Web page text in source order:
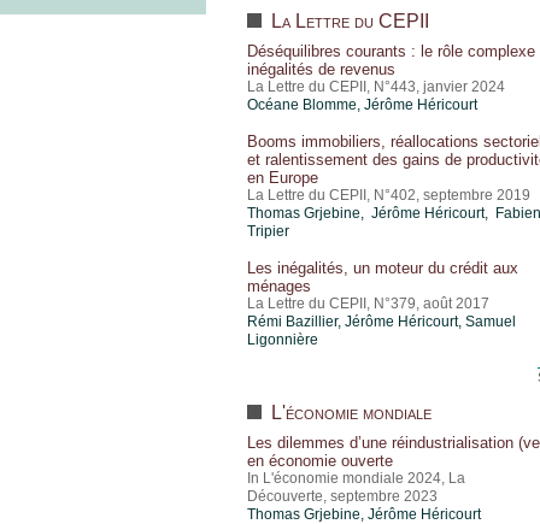
La Lettre du CEPII
Déséquilibres courants : le rôle complexe
inégalités de revenus
La Lettre du CEPII, N°443, janvier 2024
Océane Blomme, Jérôme Héricourt
Booms immobiliers, réallocations
et ralentissement des gains de
en Europe
La Lettre du CEPII, N°402, septembre 2019
Thomas Grjebine, Jérôme Héricourt, Fabien
Tripier
Les inégalités, un moteur du crédit aux
ménages
La Lettre du CEPII, N°379, août 2017
Rémi Bazillier, Jérôme Héricourt, Samuel
Ligonnière
L'économie mondiale
Les dilemmes d’une réindustrialisation
en économie ouverte
In L'économie mondiale 2024, La
Découverte, septembre 2023
Thomas Grjebine, Jérôme Héricourt